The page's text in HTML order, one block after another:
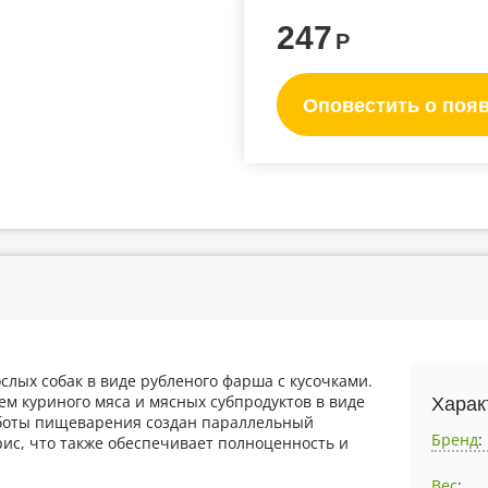
247 Р
Оповестить о
собак в виде рубленого фарша с кусочками.
куриного мяса и мясных субпродуктов в виде
пищеварения создан параллельный
что также обеспечивает полноценность и
Бренд: